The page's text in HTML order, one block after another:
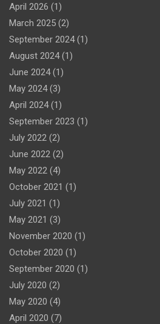
April 2026 (1)
March 2025 (2)
September 2024(1)
August 2024(1)
June 2024(1)
May 2024(3)
April 2024(1)
September 2023 (1)
July 2022 (2)
June 2022 (2)
May 2022 (4)
October 2021 (1)
July 2021 (1)
May 2021 (3)
November 2020 (1)
October 2020 (1)
September 2020 (1)
July 2020 (2)
May 2020 (4)
April 2020 (7)